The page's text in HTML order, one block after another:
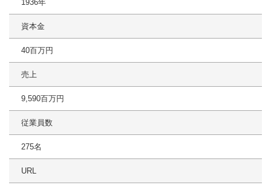
1936年
資本金
40百万円
売上
9,590百万円
従業員数
275名
URL